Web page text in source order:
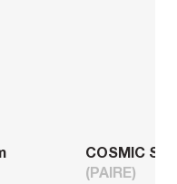
COSMIC SL
(PAIRE)